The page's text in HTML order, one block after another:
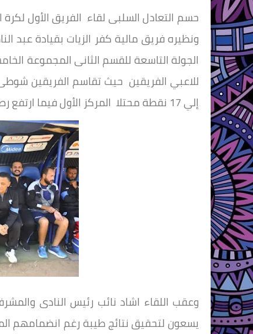
حسم التعادل السلبى لقاء الفريق الأول
ونظيره فريق مالية كفر الزيات بقيادة عبد
الجولة التاسعة للقسم الثانى المجموعة
للاعبي الفريقين حيث تقاسم الفريقين شوطى
إلي 17 نقطة محتلا المركز الأول فيما ارتفع رصيد صيد المحلة عند 14 نقطة محتلا المركز الثالث .
وعقب اللقاء اشاد نائب رئيس النادى
يسعون لتحقيق نتائج طيبة رغم انضمامهم